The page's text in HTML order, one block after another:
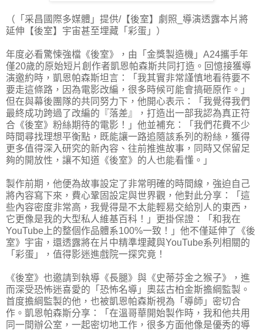
（「采昌國際多媒體」提供/【後室】劇照_導演透露本片將
延伸【後室】宇宙甚至埋藏「彩蛋」）
年度必看驚悚強檔《後室》，由「金獎製造機」A24攜手年
僅20歲的原始短片創作者凱恩帕森斯共同打造。回憶接獲導
演邀約時，凱恩帕森斯坦言：「我其實非常謹慎地看待要不
要走這條路，因為電影改編，很多時候可能會搞砸原作。」
但在與幕後團隊的共同努力下，他開心表示：「我覺得我們
最終成功跨過了改編的『落差』，打造出一部我認為真正符
合《後室》粉絲期待的電影！」他並補充：「我們花費不少
時間尋找理想平衡點，既能讓一路追隨該系列的粉絲，獲得
更多值得深入研究的新內容、往前推進故事，同時又保留足
夠的開放性，讓不知道《後室》的人也能看懂。」
製作前期，他便為故事設定了非常明確的時間線，強迫自己
將內容寫下來，費心鞏固設定與世界觀，他對此分享：「這
些內容密度非常高，我覺得是不太能輕易交給別人的東西，
它更像是我的大型私人維基百科！」更掛保證：「和我在
YouTube上的整個作品體系100%一致！」他不僅延伸了《後
室》宇宙，還透露將在片中精準埋藏與YouTube系列相關的
「彩蛋」，值得影迷進戲院一探究竟！
《後室》也邀請到執導《長腿》與《史蒂芬金之猴子》，進
而深受恐怖迷喜愛的「恐怖名導」奧茲古柏金斯擔綱監製。
首度擔綱監製的他，也被凱恩帕森斯視為「導師」密切合
作。凱恩帕森斯分享：「在溫哥華開始製作時，我和他共用
同一間辦公室，一起密切地工作，很多方面他像是優秀的導